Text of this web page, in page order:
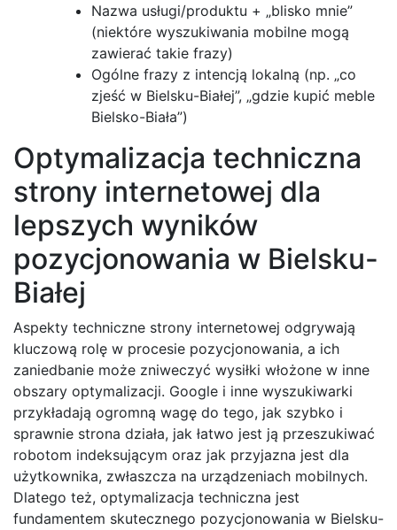
Nazwa usługi/produktu + „blisko mnie”
(niektóre wyszukiwania mobilne mogą
zawierać takie frazy)
Ogólne frazy z intencją lokalną (np. „co
zjeść w Bielsku-Białej”, „gdzie kupić meble
Bielsko-Biała”)
Optymalizacja techniczna
strony internetowej dla
lepszych wyników
pozycjonowania w Bielsku-
Białej
Aspekty techniczne strony internetowej odgrywają
kluczową rolę w procesie pozycjonowania, a ich
zaniedbanie może zniweczyć wysiłki włożone w inne
obszary optymalizacji. Google i inne wyszukiwarki
przykładają ogromną wagę do tego, jak szybko i
sprawnie strona działa, jak łatwo jest ją przeszukiwać
robotom indeksującym oraz jak przyjazna jest dla
użytkownika, zwłaszcza na urządzeniach mobilnych.
Dlatego też, optymalizacja techniczna jest
fundamentem skutecznego pozycjonowania w Bielsku-